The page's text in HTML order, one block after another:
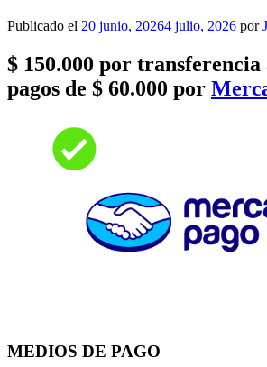
Publicado el 20 junio, 20264 julio, 2026 por
$ 150.000 por
pagos de $ 60.000 por
MEDIOS DE PAGO